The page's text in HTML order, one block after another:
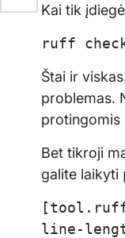
Kai tik
ruff
Štai ir
problemas.
protingomis
Bet tikroji
galite laikyti
line-